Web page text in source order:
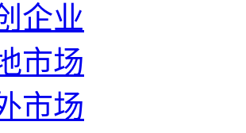
企业
市场
市场